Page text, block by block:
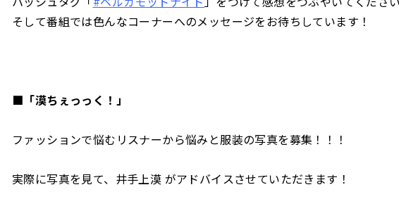
そして番組では色んなコーナーへのメッセージをお待ちしています！
■「漠ちぇっっく！」
ファッションで悩むリスナーから悩みと服装の写真を募集！！！
実際に写真を見て、井手上漠 がアドバイスさせていただきます！